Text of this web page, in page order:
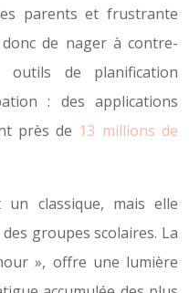
parents et frustrante
de nager à contre-
outils de planification
: des applications
près de 13 millions de
classique, mais elle
groupes scolaires. La
», offre une lumière